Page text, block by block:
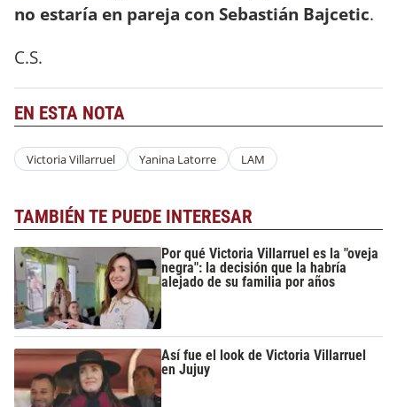
no estaría en pareja con Sebastián Bajcetic.
C.S.
EN ESTA NOTA
Victoria Villarruel Yanina Latorre LAM
TAMBIÉN TE PUEDE INTERESAR
Por qué Victoria Villarruel es la "oveja
negra": la decisión que la habría
alejado de su familia por años
Así fue el look de Victoria Villarruel
en Jujuy